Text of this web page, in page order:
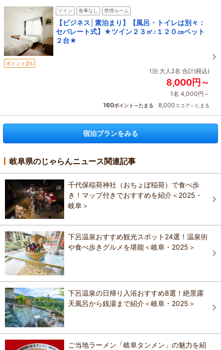
ツイン 食事なし 禁煙ルーム
【ビジネス│素泊まり】【風呂・トイレは別々：
セパレート式】★ツイン２３㎡♪１２０㎝ベット
２台★
ポイント 2%
1泊 大人2名 合計(税込)
8,000円～
1名 4,000円～
160ポイント～たまる 8,000スコア～たまる
宿泊プランをみる
岐阜県のじゃらんニュース関連記事
千代保稲荷神社（おちょぼ稲荷）で食べ歩
き！マップ付きでおすすめを紹介＜2025・
岐阜＞
下呂温泉おすすめ観光スポット24選！温泉街
や食べ歩きグルメを堪能＜岐阜・2025＞
下呂温泉の日帰り入浴おすすめ8選！絶景露
天風呂から銭湯まで紹介＜岐阜・2025＞
ご当地ラーメン「岐阜タンメン」の魅力を紹